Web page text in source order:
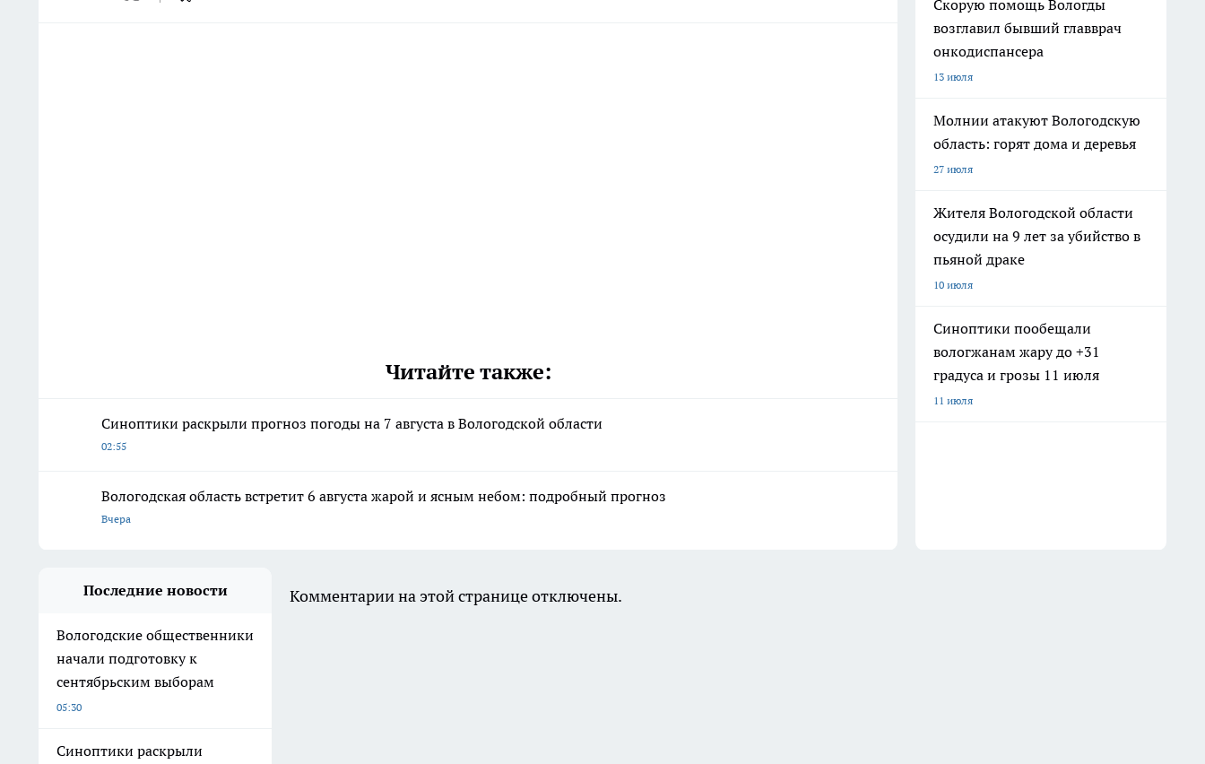
Читайте также:
Синоптики раскрыли прогноз погоды на 7 августа в Вологодской области
02:55
Вологодская область встретит 6 августа жарой и ясным небом: подробный прогноз
Вчера
Скорую помощь Вологды
возглавил бывший главврач
онкодиспансера
13 июля
Молнии атакуют Вологодскую
область: горят дома и деревья
27 июля
Жителя Вологодской области
осудили на 9 лет за убийство в
пьяной драке
10 июля
Синоптики пообещали
вологжанам жару до +31
градуса и грозы 11 июля
11 июля
Последние новости
Вологодские общественники
начали подготовку к
сентябрьским выборам
05:30
Синоптики раскрыли
Комментарии на этой странице отключены.